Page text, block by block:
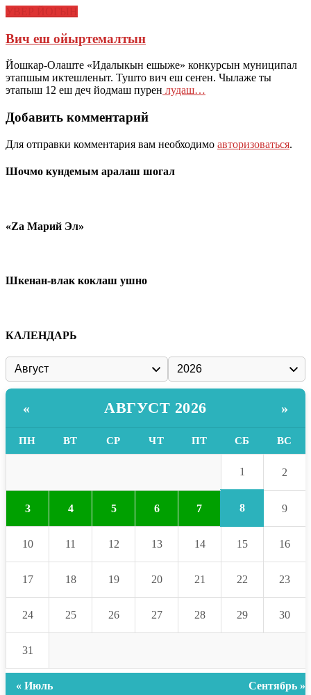
Вич еш ойыртемалтын
Йошкар-Олаште «Идалыкын ешыже» конкурсын муниципал
этапшым иктешленыт. Тушто вич еш сеҥен. Чылаже ты
этапыш 12 еш деч йодмаш пурен лудаш…
Добавить комментарий
Для отправки комментария вам необходимо авторизоваться.
Шочмо кундемым аралаш шогал
«Zа Марий Эл»
Шкенан-влак коклаш ушно
КАЛЕНДАРЬ
« АВГУСТ 2026 »
ПН ВТ СР ЧТ ПТ СБ ВС
1 2
3 4 5 6 7 8 9
10 11 12 13 14 15 16
17 18 19 20 21 22 23
24 25 26 27 28 29 30
31
« Июль Сентябрь »